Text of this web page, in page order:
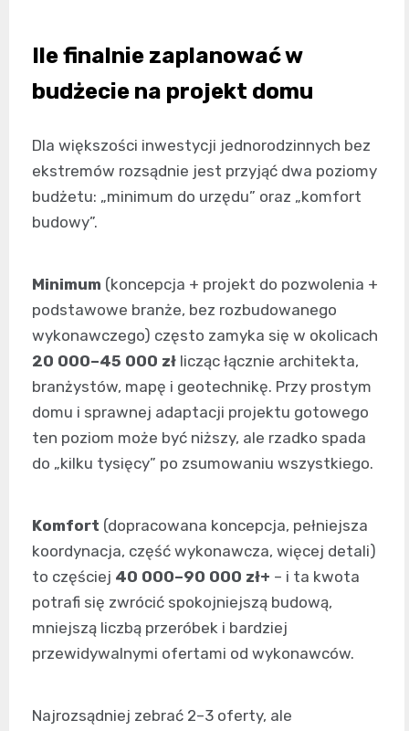
Ile finalnie zaplanować w
budżecie na projekt domu
Dla większości inwestycji jednorodzinnych bez
ekstremów rozsądnie jest przyjąć dwa poziomy
budżetu: „minimum do urzędu” oraz „komfort
budowy”.
Minimum (koncepcja + projekt do pozwolenia +
podstawowe branże, bez rozbudowanego
wykonawczego) często zamyka się w okolicach
20 000–45 000 zł licząc łącznie architekta,
branżystów, mapę i geotechnikę. Przy prostym
domu i sprawnej adaptacji projektu gotowego
ten poziom może być niższy, ale rzadko spada
do „kilku tysięcy” po zsumowaniu wszystkiego.
Komfort (dopracowana koncepcja, pełniejsza
koordynacja, część wykonawcza, więcej detali)
to częściej 40 000–90 000 zł+ – i ta kwota
potrafi się zwrócić spokojniejszą budową,
mniejszą liczbą przeróbek i bardziej
przewidywalnymi ofertami od wykonawców.
Najrozsądniej zebrać 2–3 oferty, ale